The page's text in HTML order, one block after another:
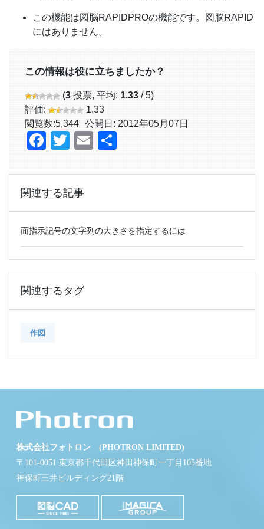
この機能は図脳RAPIDPROの機能です。図脳RAPID
にはありません。
この情報は役に立ちましたか？
(3 投票, 平均: 1.33 / 5)
評価:
1.33
閲覧数:5,344 公開日: 2012年05月07日
Facebook
TwitterEmail
関連する記事
面指示記号の文字列の大きさを指定するには
関連するタグ
作図
株式会社フォトロン (PHOTRON LIMITED)
〒101-0051 東京都千代田区神田神保町一丁目105番地
神保町三井ビルディング21階